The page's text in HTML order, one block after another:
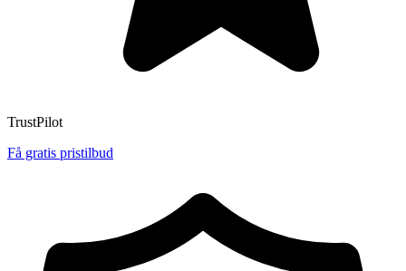
TrustPilot
Få gratis pristilbud